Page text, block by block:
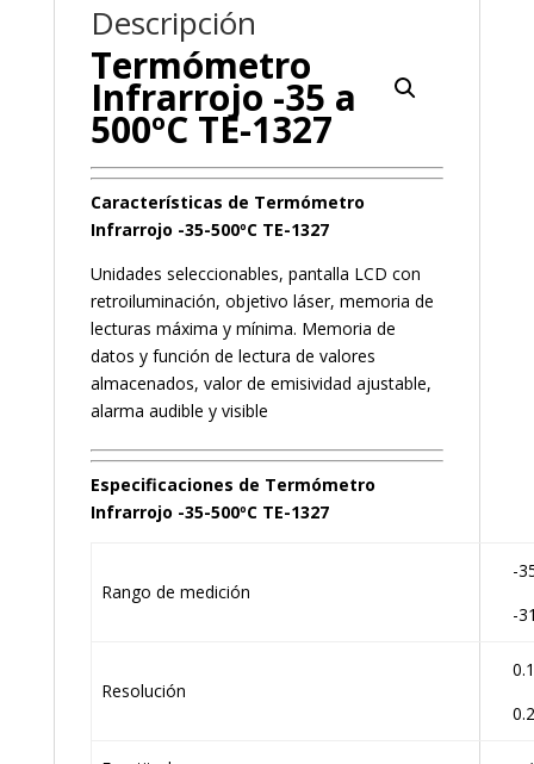
Descripción
Termómetro
Infrarrojo -35 a
500ºC TE-1327
Características de Termómetro
Infrarrojo -35-500ºC TE-1327
Unidades seleccionables, pantalla LCD con
retroiluminación, objetivo láser, memoria de
lecturas máxima y mínima. Memoria de
datos y función de lectura de valores
almacenados, valor de emisividad ajustable,
alarma audible y visible
Especificaciones de Termómetro
Infrarrojo -35-500ºC TE-1327
Rango de medición
-
-
Resolución